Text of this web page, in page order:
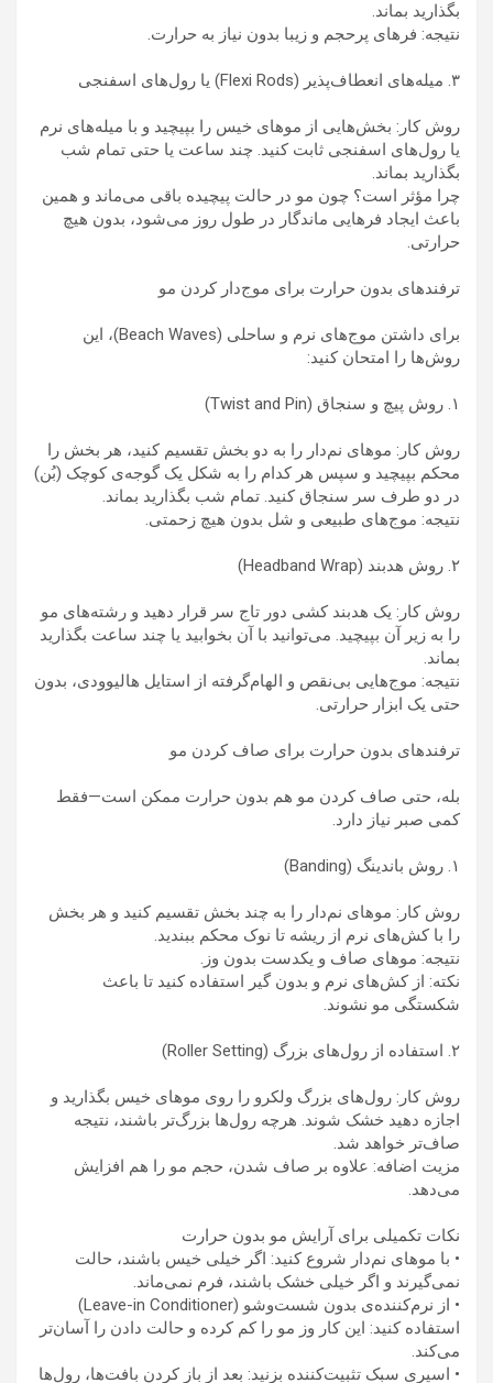
بگذارید بماند.
نتیجه: فرهای پرحجم و زیبا بدون نیاز به حرارت.
۳. میله‌های انعطاف‌پذیر (Flexi Rods) یا رول‌های اسفنجی
روش کار: بخش‌هایی از موهای خیس را بپیچید و با میله‌های نرم
یا رول‌های اسفنجی ثابت کنید. چند ساعت یا حتی تمام شب
بگذارید بماند.
چرا مؤثر است؟ چون مو در حالت پیچیده باقی می‌ماند و همین
باعث ایجاد فرهایی ماندگار در طول روز می‌شود، بدون هیچ
حرارتی.
ترفندهای بدون حرارت برای موج‌دار کردن مو
برای داشتن موج‌های نرم و ساحلی (Beach Waves)، این
روش‌ها را امتحان کنید:
۱. روش پیچ و سنجاق (Twist and Pin)
روش کار: موهای نم‌دار را به دو بخش تقسیم کنید، هر بخش را
محکم بپیچید و سپس هر کدام را به شکل یک گوجه‌ی کوچک (بُن)
در دو طرف سر سنجاق کنید. تمام شب بگذارید بماند.
نتیجه: موج‌های طبیعی و شل بدون هیچ زحمتی.
۲. روش هدبند (Headband Wrap)
روش کار: یک هدبند کشی دور تاج سر قرار دهید و رشته‌های مو
را به زیر آن بپیچید. می‌توانید با آن بخوابید یا چند ساعت بگذارید
بماند.
نتیجه: موج‌هایی بی‌نقص و الهام‌گرفته از استایل هالیوودی، بدون
حتی یک ابزار حرارتی.
ترفندهای بدون حرارت برای صاف کردن مو
بله، حتی صاف کردن مو هم بدون حرارت ممکن است—فقط
کمی صبر نیاز دارد.
۱. روش باندینگ (Banding)
روش کار: موهای نم‌دار را به چند بخش تقسیم کنید و هر بخش
را با کش‌های نرم از ریشه تا نوک محکم ببندید.
نتیجه: موهای صاف و یکدست بدون وز.
نکته: از کش‌های نرم و بدون گیر استفاده کنید تا باعث
شکستگی مو نشوند.
۲. استفاده از رول‌های بزرگ (Roller Setting)
روش کار: رول‌های بزرگ ولکرو را روی موهای خیس بگذارید و
اجازه دهید خشک شوند. هرچه رول‌ها بزرگ‌تر باشند، نتیجه
صاف‌تر خواهد شد.
مزیت اضافه: علاوه بر صاف شدن، حجم مو را هم افزایش
می‌دهد.
نکات تکمیلی برای آرایش مو بدون حرارت
• با موهای نم‌دار شروع کنید: اگر خیلی خیس باشند، حالت
نمی‌گیرند و اگر خیلی خشک باشند، فرم نمی‌ماند.
• از نرم‌کننده‌ی بدون شست‌وشو (Leave-in Conditioner)
استفاده کنید: این کار وز مو را کم کرده و حالت دادن را آسان‌تر
می‌کند.
• اسپری سبک تثبیت‌کننده بزنید: بعد از باز کردن بافت‌ها، رول‌ها